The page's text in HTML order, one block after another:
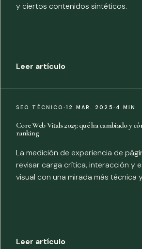
y ciertos contenidos sintéticos.
Leer artículo
SEO TÉCNICO·12 MAR. 2025 · 4 MIN
Core Web Vitals 2025: qué ha cambiado y
ranking
La medición de experiencia de
revisar carga crítica, interacción y
visual con una mirada más técnica
Leer artículo